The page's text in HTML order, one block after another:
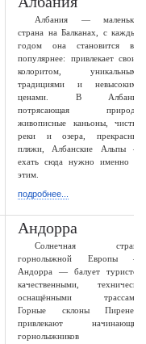
Албания — маленькая
страна на Балканах, с каждым
годом она становится всё
популярнее: привлекает своим
колоритом, уникальными
традициями и невысокими
ценами. В Албании
потрясающая природа:
живописные каньоны, чистые
реки и озера, прекрасные
пляжи, Албанские Альпы —
ехать сюда нужно именно за
этим.
подробнее...
Андорра
Солнечная страна
горнолыжной Европы —
Андорра — балует туристов
качественными, технически
оснащёнными трассами.
Горные склоны Пиренеев
привлекают начинающих
горнолыжников и